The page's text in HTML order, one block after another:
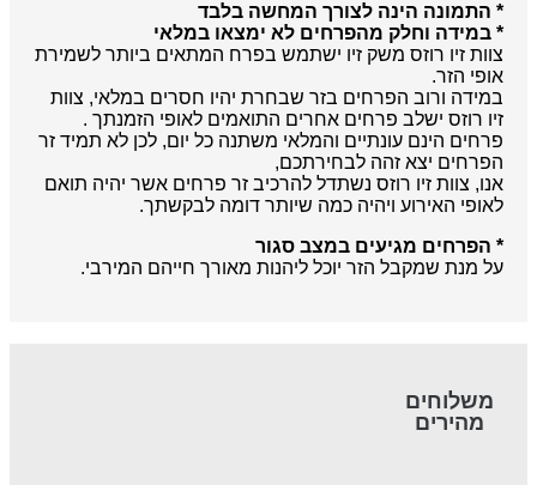
* התמונה הינה לצורך המחשה בלבד
* במידה וחלק מהפרחים לא ימצאו במלאי
צוות זיו רוזס משק זיו ישתמש בפרח המתאים ביותר לשמירת
אופי הזר.
במידה ורוב הפרחים בזר שבחרת יהיו חסרים במלאי, צוות
זיו רוזס ישלב פרחים אחרים התואמים לאופי הזמנתך .
פרחים הינם עונתיים והמלאי משתנה כל יום, לכן לא תמיד זר
הפרחים יצא זהה לבחירתכם,
אנו, צוות זיו רוזס נשתדל להרכיב זר פרחים אשר יהיה תואם
לאופי האירוע ויהיה כמה שיותר דומה לבקשתך.
* הפרחים מגיעים במצב סגור
על מנת שמקבל הזר יוכל ליהנות מאורך חייהם המירבי.
משלוחים
מהירים